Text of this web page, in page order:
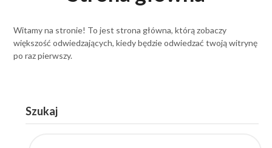
Witamy na stronie! To jest strona główna, którą zobaczy
większość odwiedzających, kiedy będzie odwiedzać twoją witrynę
po raz pierwszy.
Szukaj